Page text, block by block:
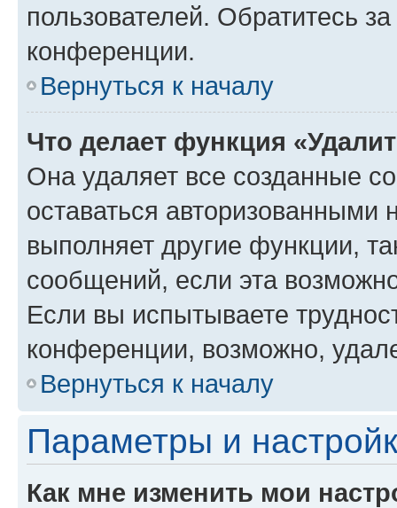
пользователей. Обратитесь
конференции.
Вернуться к началу
Что делает функция
Она удаляет все созданные
оставаться авторизованными
выполняет другие функции,
сообщений, если эта
Если вы испытываете
конференции, возможно,
Вернуться к началу
Параметры и
Как мне изменить мои